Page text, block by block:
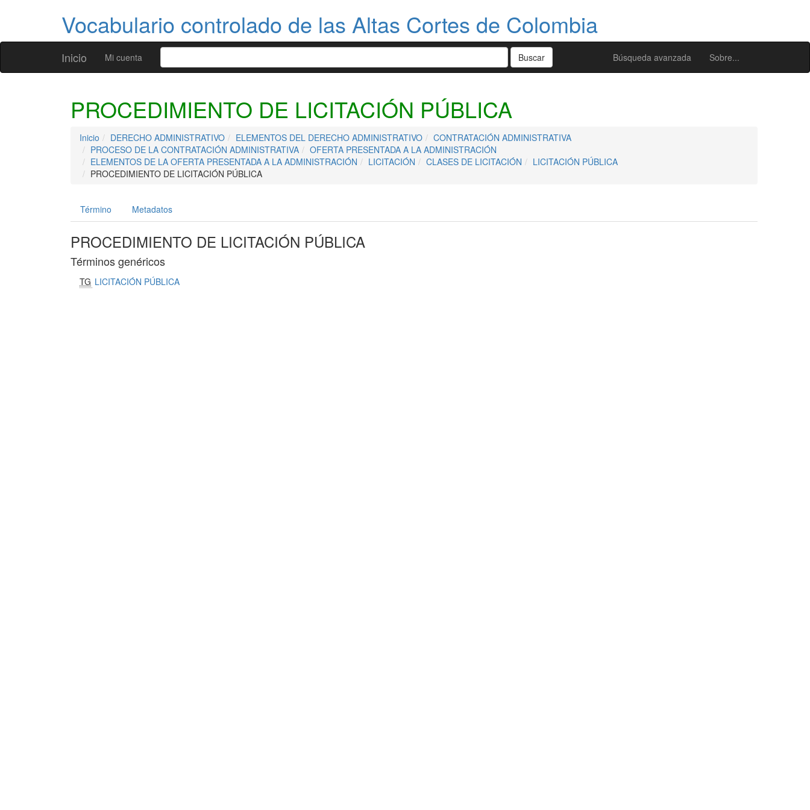
Vocabulario controlado de las Altas Cortes de Colombia
Inicio Búsqueda avanzada Sobre...
Mi cuenta
PROCEDIMIENTO DE LICITACIÓN PÚBLICA
Inicio DERECHO ADMINISTRATIVO ELEMENTOS DEL DERECHO ADMINISTRATIVO
CONTRATACIÓN ADMINISTRATIVA
PROCESO DE LA CONTRATACIÓN ADMINISTRATIVA
OFERTA PRESENTADA A LA ADMINISTRACIÓN
ELEMENTOS DE LA OFERTA PRESENTADA A LA ADMINISTRACIÓN
LICITACIÓN CLASES DE LICITACIÓN
LICITACIÓN PÚBLICA
PROCEDIMIENTO DE LICITACIÓN PÚBLICA
Término Metadatos
PROCEDIMIENTO DE LICITACIÓN PÚBLICA
Términos genéricos
TG LICITACIÓN PÚBLICA